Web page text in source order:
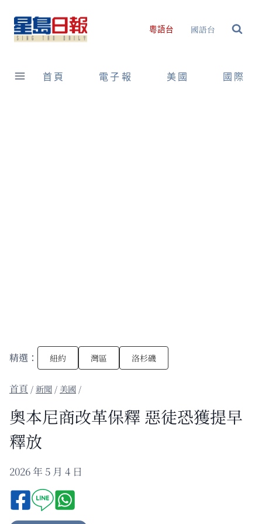
content
粵語台 國語台
首頁 電子報 美國 國際
精選： 紐約 灣區 洛杉磯
/新聞 / 美國 /
奧本尼商改革保釋 惡徒恐獲提早
釋放
2026 年 5 月 4 日